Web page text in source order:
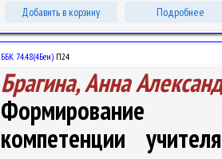
Добавить в корзину Подробнее
ББК 74.48(4Беи) П24
Брагина, Анна
Формирование
компетенции